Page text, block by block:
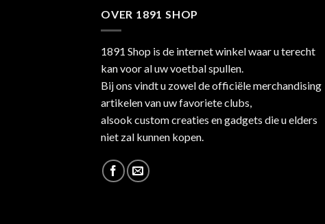
OVER 1891 SHOP
1891 Shop is de internet winkel waar u terecht
kan voor al uw voetbal spullen.
Bij ons vindt u zowel de officiële merchandising
artikelen van uw favoriete clubs,
alsook custom creaties en gadgets die u elders
niet zal kunnen kopen.